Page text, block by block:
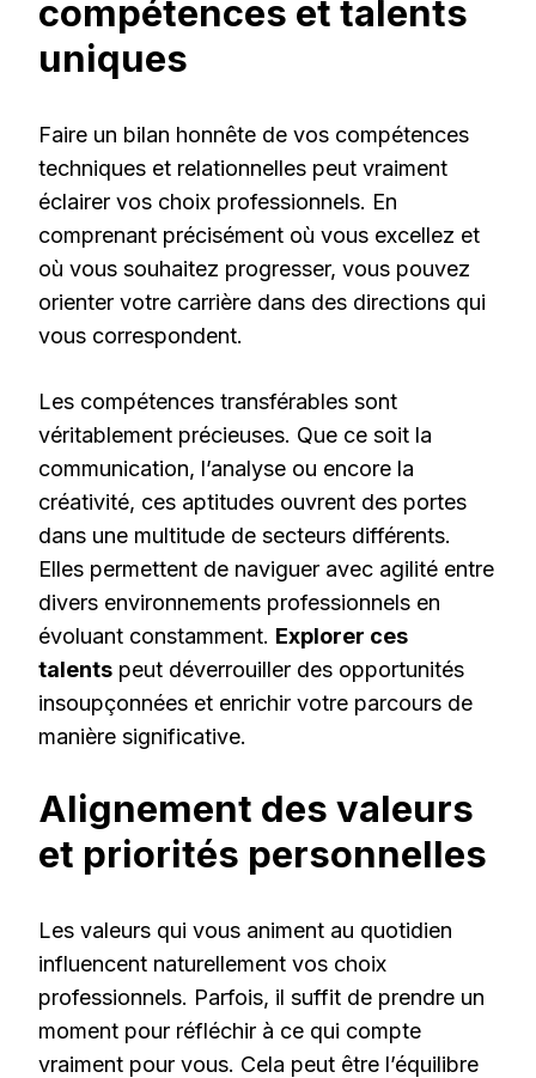
compétences et talents
uniques
Faire un bilan honnête de vos compétences
techniques et relationnelles peut vraiment
éclairer vos choix professionnels. En
comprenant précisément où vous excellez et
où vous souhaitez progresser, vous pouvez
orienter votre carrière dans des directions qui
vous correspondent.
Les compétences transférables sont
véritablement précieuses. Que ce soit la
communication, l’analyse ou encore la
créativité, ces aptitudes ouvrent des portes
dans une multitude de secteurs différents.
Elles permettent de naviguer avec agilité entre
divers environnements professionnels en
évoluant constamment. Explorer ces
talents peut déverrouiller des opportunités
insoupçonnées et enrichir votre parcours de
manière significative.
Alignement des valeurs
et priorités personnelles
Les valeurs qui vous animent au quotidien
influencent naturellement vos choix
professionnels. Parfois, il suffit de prendre un
moment pour réfléchir à ce qui compte
vraiment pour vous. Cela peut être l’équilibre